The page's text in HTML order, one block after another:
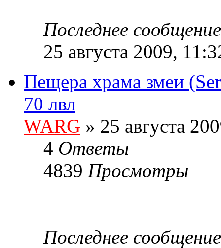
Последнее
25 августа 2009,
Пещера храма змеи
70 лвл
WARG » 25 августа
4 Ответы
4839 Просмотры
Последнее